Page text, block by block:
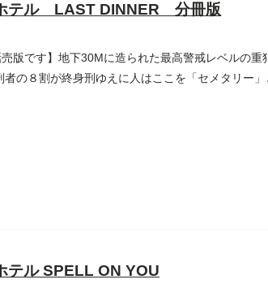
テル LAST DINNER 分冊版
売版です】地下30Mに造られた最高警戒レベルの
者の８割が終身刑ゆえに人はここを「セメタリー
テル SPELL ON YOU